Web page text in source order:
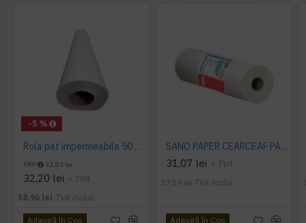
-5 %
Rola pat impermeabila 50 cm x 50 m, 12 buc./ bax AQAS
PRP 33,83 lei
32,20 lei + TVA
38,96 lei TVA inclus
Adaugă în Coş
SANO PAPER CEARCEAF PAT, 60 cm x 50 m
31,07 lei + TVA
37,59 lei TVA inclus
Adaugă în Coş